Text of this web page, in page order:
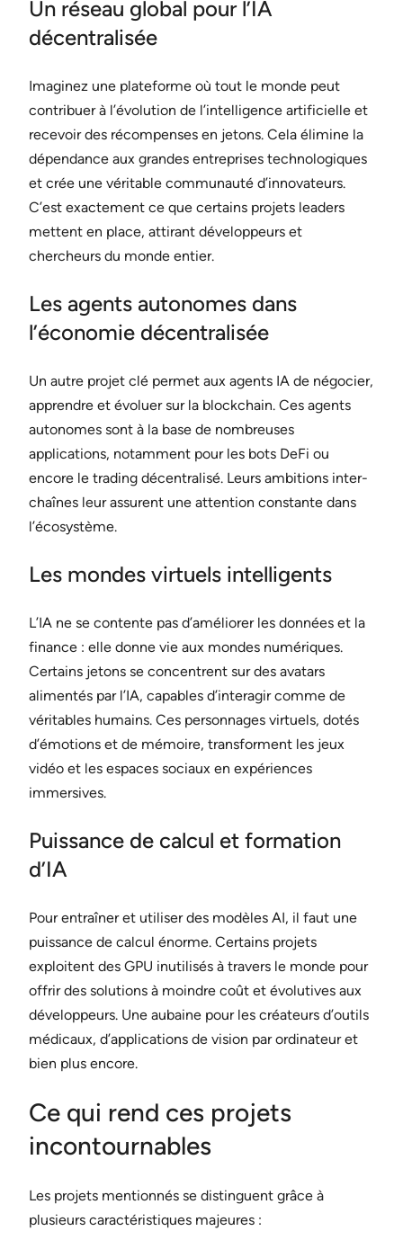
Un réseau global pour l’IA
décentralisée
Imaginez une plateforme où tout le monde peut
contribuer à l’évolution de l’intelligence artificielle et
recevoir des récompenses en jetons. Cela élimine la
dépendance aux grandes entreprises technologiques
et crée une véritable communauté d’innovateurs.
C’est exactement ce que certains projets leaders
mettent en place, attirant développeurs et
chercheurs du monde entier.
Les agents autonomes dans
l’économie décentralisée
Un autre projet clé permet aux agents IA de négocier,
apprendre et évoluer sur la blockchain. Ces agents
autonomes sont à la base de nombreuses
applications, notamment pour les bots DeFi ou
encore le trading décentralisé. Leurs ambitions inter-
chaînes leur assurent une attention constante dans
l’écosystème.
Les mondes virtuels intelligents
L’IA ne se contente pas d’améliorer les données et la
finance : elle donne vie aux mondes numériques.
Certains jetons se concentrent sur des avatars
alimentés par l’IA, capables d’interagir comme de
véritables humains. Ces personnages virtuels, dotés
d’émotions et de mémoire, transforment les jeux
vidéo et les espaces sociaux en expériences
immersives.
Puissance de calcul et formation
d’IA
Pour entraîner et utiliser des modèles AI, il faut une
puissance de calcul énorme. Certains projets
exploitent des GPU inutilisés à travers le monde pour
offrir des solutions à moindre coût et évolutives aux
développeurs. Une aubaine pour les créateurs d’outils
médicaux, d’applications de vision par ordinateur et
bien plus encore.
Ce qui rend ces projets
incontournables
Les projets mentionnés se distinguent grâce à
plusieurs caractéristiques majeures :